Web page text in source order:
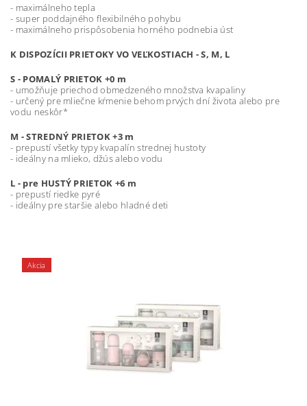
- maximálneho tepla
- super poddajného flexibilného pohybu
- maximálneho prispôsobenia horného podnebia úst
K DISPOZÍCII PRIETOKY VO VEĽKOSTIACH - S, M, L
S - POMALÝ PRIETOK +0 m
- umožňuje priechod obmedzeného množstva kvapaliny
- určený pre mliečne kŕmenie behom prvých dní života alebo pre
vodu neskôr*
M - STREDNÝ PRIETOK +3 m
- prepustí všetky typy kvapalín strednej hustoty
- ideálny na mlieko, džús alebo vodu
L - pre HUSTÝ PRIETOK +6 m
- prepustí riedke pyré
- ideálny pre staršie alebo hladné deti
Akcia